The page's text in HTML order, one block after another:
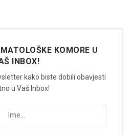
KOMORE U
INBOX!
kako biste dobili obavjesti
u Vaš Inbox!